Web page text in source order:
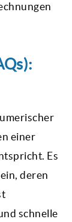
einer
Es
deren
schnelle